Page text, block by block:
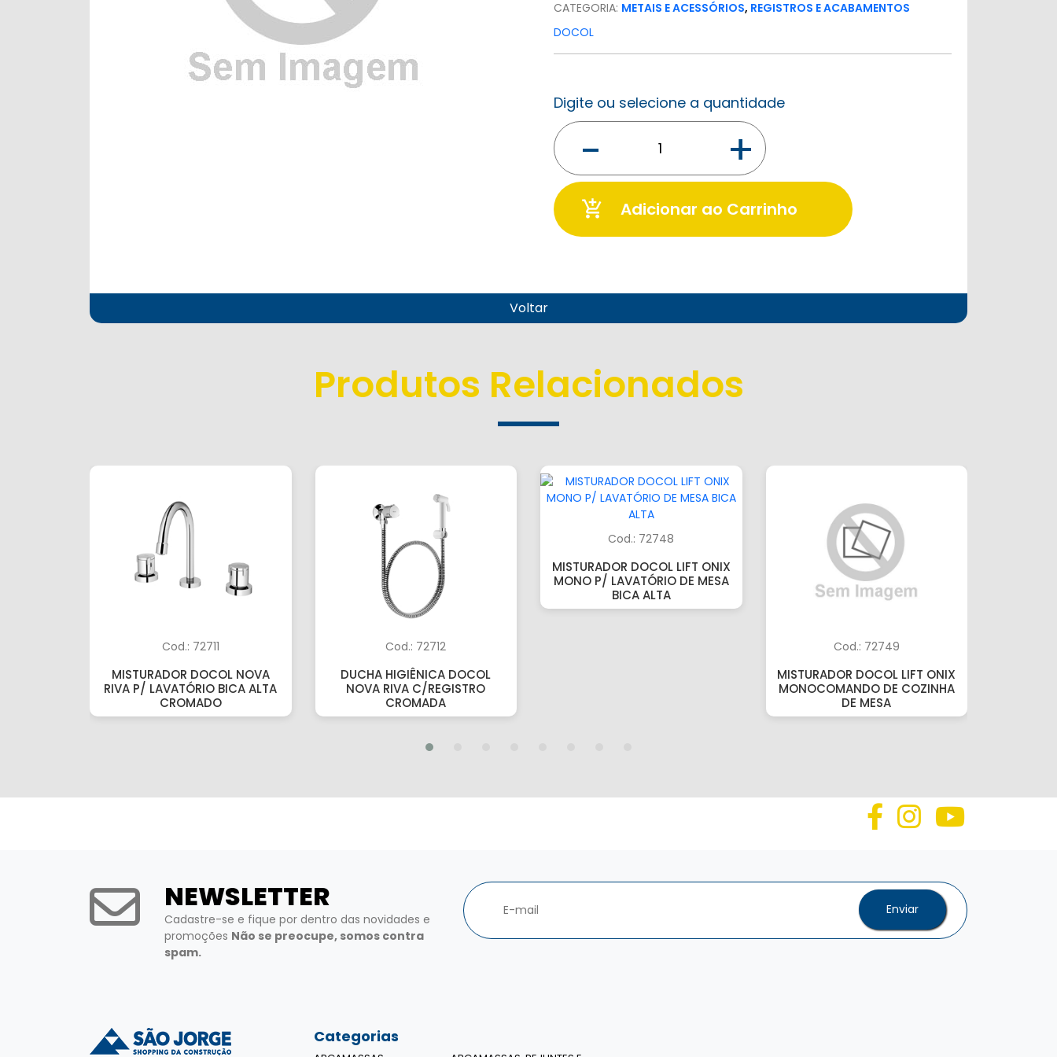
CATEGORIA: METAIS E ACESSÓRIOS, REGISTROS E ACABAMENTOS
DOCOL
Digite ou selecione a quantidade
- +
add_shopping_cart Adicionar ao Carrinho
Voltar
Produtos Relacionados
Cod.: 72711
MISTURADOR DOCOL NOVA
RIVA P/ LAVATÓRIO BICA ALTA
CROMADO
Cod.: 72712
DUCHA HIGIÊNICA DOCOL
NOVA RIVA C/REGISTRO
CROMADA
Cod.: 72748
MISTURADOR DOCOL LIFT ONIX
MONO P/ LAVATÓRIO DE MESA
BICA ALTA
Cod.: 72749
MISTURADOR DOCOL LIFT ONIX
MONOCOMANDO DE COZINHA
DE MESA
NEWSLETTER
Cadastre-se e fique por dentro das novidades e
promoções Não se preocupe, somos contra
spam.
Enviar
Categorias